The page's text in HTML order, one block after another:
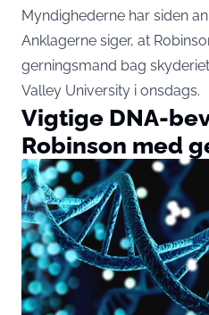
Myndighederne har siden
Anklagerne siger, at
gerningsmand bag
Valley University i onsdags.
Vigtige DNA-
Robinson med